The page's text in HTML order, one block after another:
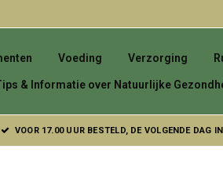
Voeding Verzorging
& Informatie over Natuurlijke
VOOR 17.00 UUR BESTELD, DE VOLGENDE DAG